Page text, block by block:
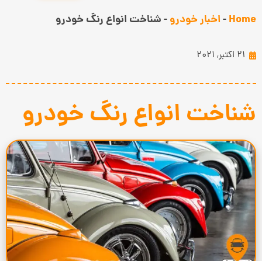
Home
-اخبار خودرو-شناخت انواع رنگ خودرو
21 اکتبر, 2021
شناخت انواع رنگ خودرو